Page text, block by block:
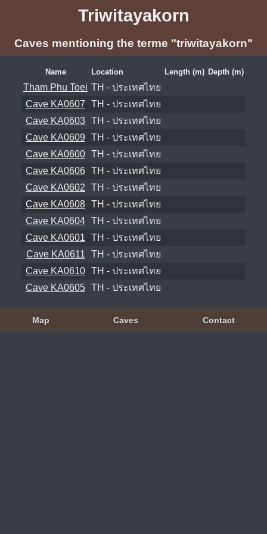
Triwitayakorn
Caves mentioning the terme "triwitayakorn"
Name Location Length (m) Depth (m)
Tham Phu Toei TH - ประเทศไทย
Cave KA0607
TH - ประเทศไทย
Cave KA0603 TH - ประเทศไทย
Cave KA0609
TH - ประเทศไทย
Cave KA0600 TH - ประเทศไทย
Cave KA0606 TH - ประเทศไทย
Cave KA0602
TH - ประเทศไทย
Cave KA0608 TH - ประเทศไทย
Cave KA0604 TH - ประเทศไทย
Cave KA0601
TH - ประเทศไทย
Cave KA0611
TH - ประเทศไทย
Cave KA0610 TH - ประเทศไทย
Cave KA0605 TH - ประเทศไทย
Map Caves Contact